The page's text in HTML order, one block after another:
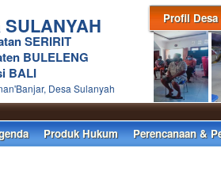
Profil Desa
SULANYAH
SERIRIT
BULELENG
BALI
Desa Sulanyah
Produk Hukum Perencanaan &